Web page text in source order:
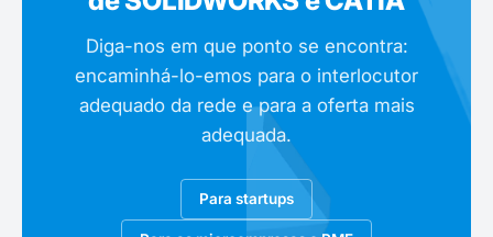
Diga-nos em que ponto se encontra:
encaminhá-lo-emos para o interlocutor
adequado da rede e para a oferta mais
adequada.
Para startups